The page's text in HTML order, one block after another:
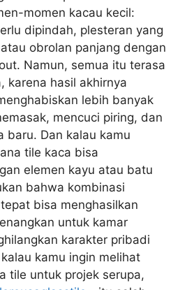
momen kacau kecil:
dipindah, plesteran yang
obrolan panjang dengan
Namun, semua itu terasa
karena hasil akhirnya
lebih banyak
mencuci piring, dan
baru. Dan kalau kamu
tile kaca bisa
elemen kayu atau batu
bahwa kombinasi
bisa menghasilkan
untuk kamar
karakter pribadi
kamu ingin melihat
tile untuk projek serupa,